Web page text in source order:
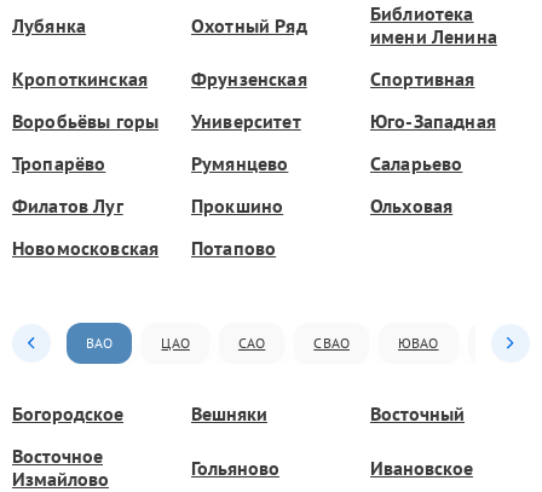
Лубянка Охотный Ряд
Библиотека
имени Ленина
Кропоткинская
Фрунзенская
Спортивная
Воробьёвы горы
Университет
Юго-Западная
Тропарёво
Румянцево
Саларьево
Филатов Луг
Прокшино
Ольховая
Новомосковская
Потапово
ВАО ЦАО САО СВАО ЮВАО ЮАО
Богородское Вешняки
Восточный
Восточное
Измайлово
Гольяново Ивановское